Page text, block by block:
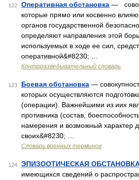
122 Оперативная обстановка —
которые прямо или косвенно
органов государственной
определяют направления этой
используемых в ходе ее сил,
оперативной&#8230; …
Контрразведывательный словарь
123 Боевая обстановка —
которых осуществляются
(операции). Важнейшими из иих
противника (состав,
намерения и возможный характер
своих&#8230; …
Словарь военных терминов
124 ЭПИЗООТИЧЕСКАЯ
имеющихся сведений о